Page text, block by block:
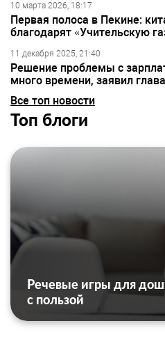
10 марта 2026, 18:17
Первая полоса в Пекине:
благодарят «Учительскую
11 декабря 2025, 21:40
Решение проблемы с
много времени, заявил
Все топ новости
Топ блоги
Речевые игры для
с пользой